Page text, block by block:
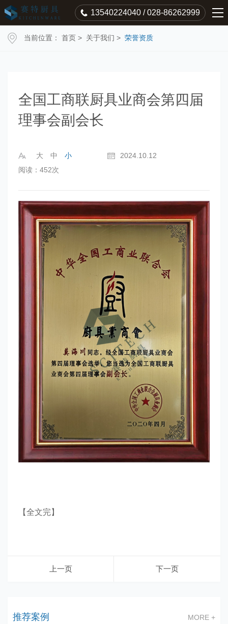
13540224040 / 028-86262999
当前位置： 首页 > 关于我们 > 荣誉资质
全国工商联厨具业商会第四届
理事会副会长
大 中 小
2024.10.12
阅读：452次
【全文完】
上一页 下一页
推荐案例 MORE +